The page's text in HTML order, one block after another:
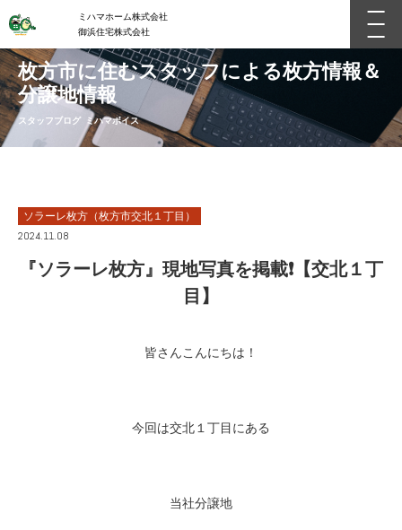
ミハマホーム株式会社
御浜住宅株式会社
枚方市に住むスタッフによる枚方情報＆
分譲地情報
スタッフブログ ミハマボイス
ソラーレ枚方（枚方市交北１丁目）
2024.11.08
『ソラーレ枚方』現地写真を掲載❗【交北１丁
目】
皆さんこんにちは！
今回は交北１丁目にある
当社分譲地